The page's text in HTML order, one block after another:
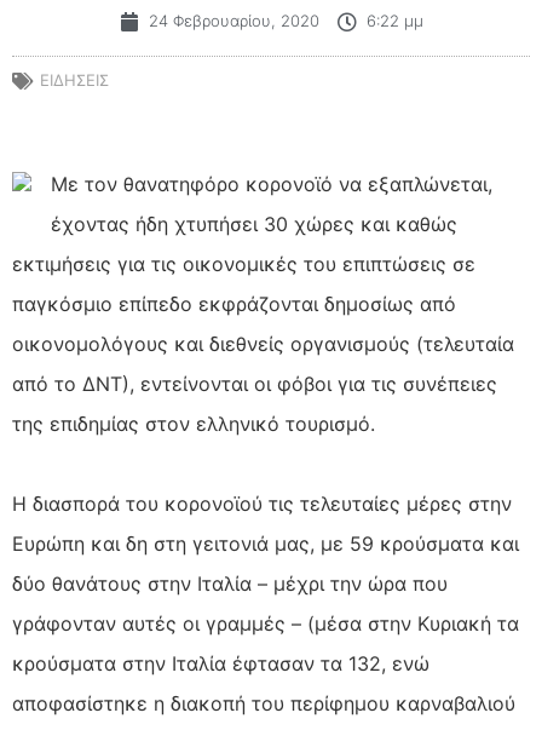
24 Φεβρουαρίου, 2020 6:22 μμ
ΕΙΔΗΣΕΙΣ
Με τον θανατηφόρο κορονοϊό να εξαπλώνεται,
έχοντας ήδη χτυπήσει 30 χώρες και καθώς
εκτιμήσεις για τις οικονομικές του επιπτώσεις σε
παγκόσμιο επίπεδο εκφράζονται δημοσίως από
οικονομολόγους και διεθνείς οργανισμούς (τελευταία
από το ΔΝΤ), εντείνονται οι φόβοι για τις συνέπειες
της επιδημίας στον ελληνικό τουρισμό.
Η διασπορά του κορονοϊού τις τελευταίες μέρες στην
Ευρώπη και δη στη γειτονιά μας, με 59 κρούσματα και
δύο θανάτους στην Ιταλία – μέχρι την ώρα που
γράφονταν αυτές οι γραμμές – (μέσα στην Κυριακή τα
κρούσματα στην Ιταλία έφτασαν τα 132, ενώ
αποφασίστηκε η διακοπή του περίφημου καρναβαλιού